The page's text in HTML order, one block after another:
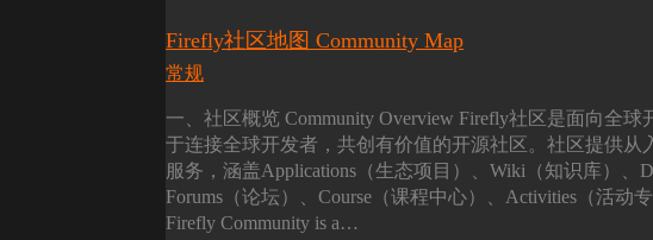
Firefly社区地图 Community Map
常规
一、社区概览 Community Overview Firefly社区是面向全
于连接全球开发者，共创有价值的开源社区。社区提供从
服务，涵盖Applications（生态项目）、Wiki（知识库）、
Forums（论坛）、Course（课程中心）、Activities（活动
Firefly Community is a…